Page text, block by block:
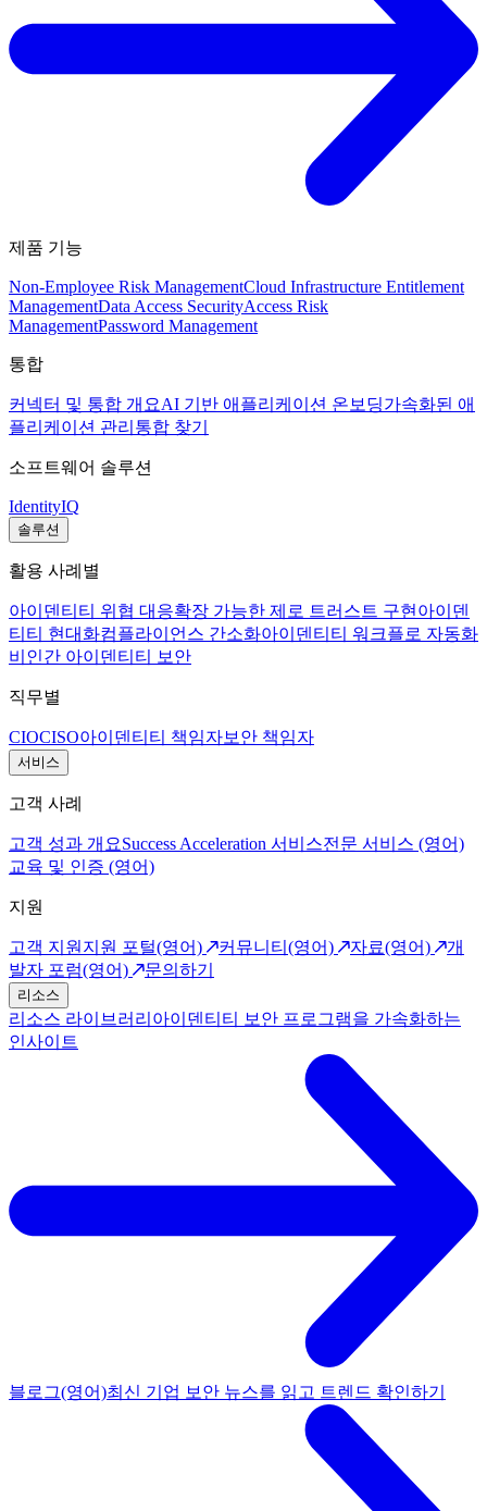
제품 기능
Non-Employee Risk ManagementCloud Infrastructure Entitlement
ManagementData Access SecurityAccess Risk
ManagementPassword Management
통합
커넥터 및 통합 개요AI 기반 애플리케이션 온보딩가속화된 애
플리케이션 관리 통합 찾기
소프트웨어 솔루션
IdentityIQ
솔루션
활용 사례별
아이덴티티 위협 대응확장 가능한 제로 트러스트 구현 아이덴
티티 현대화컴플라이언스 간소화아이덴티티 워크플로 자동화
비인간 아이덴티티 보안
직무별
CIOCISO아이덴티티 책임자보안 책임자
서비스
고객 사례
고객 성과 개요Success Acceleration 서비스전문 서비스 (영어)
교육 및 인증 (영어)
지원
고객 지원 지원 포털(영어) 커뮤니티(영어) 자료(영어)
개
발자 포럼(영어)
문의하기
리소스
리소스 라이브러리 아이덴티티 보안 프로그램을 가속화하는
인사이트
블로그(영어)최신 기업 보안 뉴스를 읽고 트렌드 확인하기